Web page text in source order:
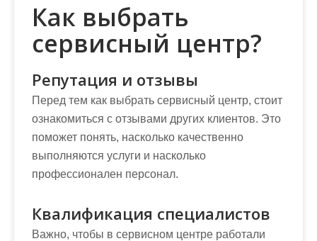
Как выбрать
сервисный центр?
Репутация и отзывы
Перед тем как выбрать сервисный центр, стоит
ознакомиться с отзывами других клиентов. Это
поможет понять, насколько качественно
выполняются услуги и насколько
профессионален персонал.
Квалификация специалистов
Важно, чтобы в сервисном центре работали